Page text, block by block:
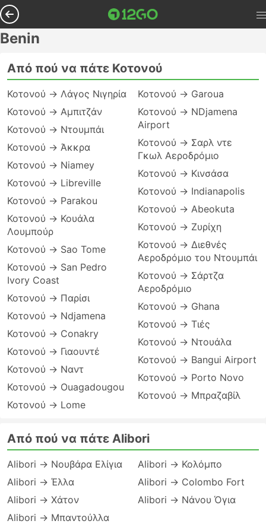
Benin
Από πού να πάτε Κοτονού
Κοτονού → Λάγος Νιγηρία
Κοτονού → Αμπιτζάν
Κοτονού → Ντουμπάι
Κοτονού → Άκκρα
Κοτονού → Niamey
Κοτονού → Libreville
Κοτονού → Parakou
Κοτονού → Κουάλα
Λουμπούρ
Κοτονού → Sao Tome
Κοτονού → San Pedro
Ivory Coast
Κοτονού → Παρίσι
Κοτονού → Ndjamena
Κοτονού → Conakry
Κοτονού → Γιαουντέ
Κοτονού → Ναντ
Κοτονού → Ouagadougou
Κοτονού → Lome
Κοτονού → Garoua
Κοτονού → NDjamena
Airport
Κοτονού → Σαρλ ντε
Γκωλ Αεροδρόμιο
Κοτονού → Κινσάσα
Κοτονού → Indianapolis
Κοτονού → Abeokuta
Κοτονού → Ζυρίχη
Κοτονού → Διεθνές
Αεροδρόμιο του Ντουμπάι
Κοτονού → Σάρτζα
Αεροδρόμιο
Κοτονού → Ghana
Κοτονού → Τιές
Κοτονού → Ντουάλα
Κοτονού → Bangui Airport
Κοτονού → Porto Novo
Κοτονού → Μπραζαβίλ
Από πού να πάτε Alibori
Alibori → Νουβάρα Ελίγια
Alibori → Έλλα
Alibori → Χάτον
Alibori → Μπαντούλλα
Alibori → Κολόμπο
Alibori → Colombo Fort
Alibori → Νάνου Όγια